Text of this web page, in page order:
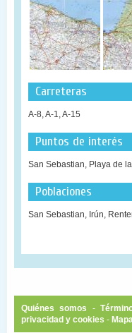
Carreteras
A-8, A-1, A-15
Puntos de interés
San Sebastian, Playa de
Poblaciones
San Sebastian, Irún,
Quiénes somos -
privacidad y cookies -